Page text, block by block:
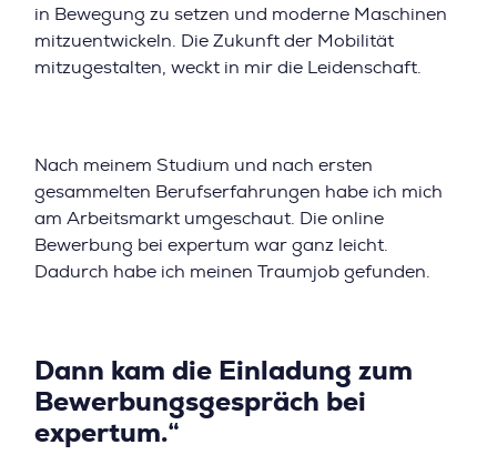
in Bewegung zu setzen und moderne Maschinen
mitzuentwickeln. Die Zukunft der Mobilität
mitzugestalten, weckt in mir die Leidenschaft.
Nach meinem Studium und nach ersten
gesammelten Berufserfahrungen habe ich mich
am Arbeitsmarkt umgeschaut. Die online
Bewerbung bei expertum war ganz leicht.
Dadurch habe ich meinen Traumjob gefunden.
Dann kam die Einladung zum
Bewerbungsgespräch bei
expertum.“